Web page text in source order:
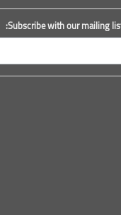
Subscribe with our mailing